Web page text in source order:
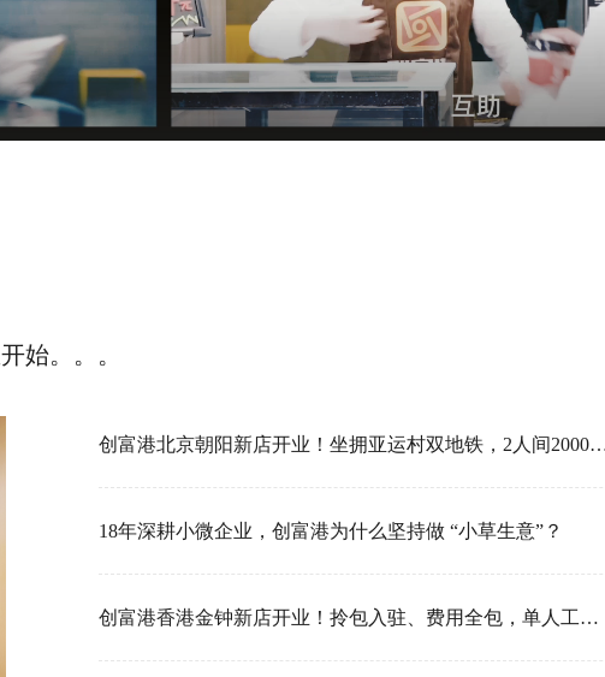
始。。。
创富港北京朝阳新店开业！坐拥亚运村双地
18年深耕小微企业，创富港为什么坚持做 “小草生意”？
创富港香港金钟新店开业！拎包入驻、费用全包，单人工位3000/月